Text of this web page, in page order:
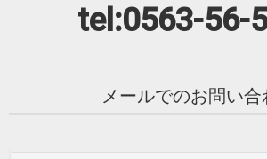
tel:0563-56-
メールでのお問い合